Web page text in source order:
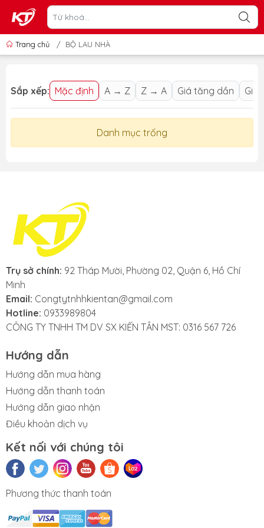
Trang chủ / BỘ LAU NHÀ
Sắp xếp: Mặc định A → Z Z → A Giá tăng dần Giá
Danh mục trống
Trụ sở chính: 92 Tháp Mười, Phường 02, Quận 6, Hồ Chí
Minh
Email: Congtytnhhkientan@gmail.com
Hotline: 0933989804
CÔNG TY TNHH TM DV SX KIẾN TÂN MST: 0316 567 726
Hướng dẫn
Hướng dẫn mua hàng
Hướng dẫn thanh toán
Hướng dẫn giao nhận
Điều khoản dịch vụ
Kết nối với chúng tôi
Phương thức thanh toán